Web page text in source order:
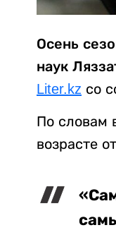
Осень
наук
Liter.kz со
По словам
возрасте